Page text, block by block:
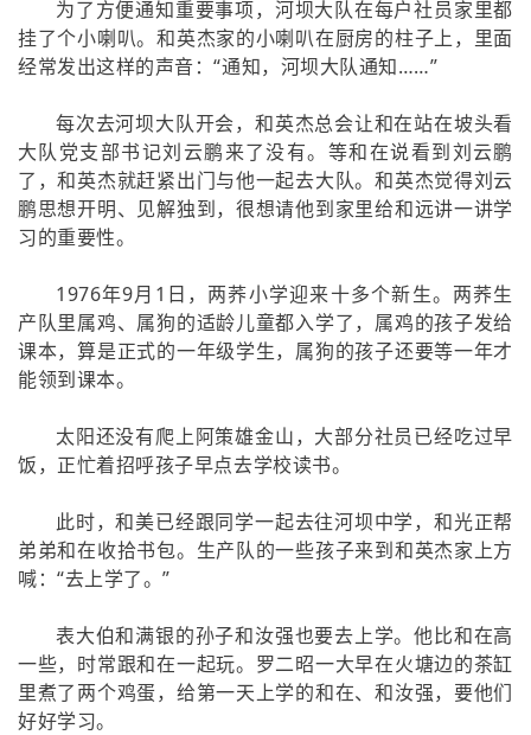
为了方便通知重要事项，河坝大队在每户社员家里都
挂了个小喇叭。和英杰家的小喇叭在厨房的柱子上，里面
经常发出这样的声音：“通知，河坝大队通知……”
每次去河坝大队开会，和英杰总会让和在站在坡头看
大队党支部书记刘云鹏来了没有。等和在说看到刘云鹏
了，和英杰就赶紧出门与他一起去大队。和英杰觉得刘云
鹏思想开明、见解独到，很想请他到家里给和远讲一讲学
习的重要性。
1976年9月1日，两荞小学迎来十多个新生。两荞生
产队里属鸡、属狗的适龄儿童都入学了，属鸡的孩子发给
课本，算是正式的一年级学生，属狗的孩子还要等一年才
能领到课本。
太阳还没有爬上阿策雄金山，大部分社员已经吃过早
饭，正忙着招呼孩子早点去学校读书。
此时，和美已经跟同学一起去往河坝中学，和光正帮
弟弟和在收拾书包。生产队的一些孩子来到和英杰家上方
喊：“去上学了。”
表大伯和满银的孙子和汝强也要去上学。他比和在高
一些，时常跟和在一起玩。罗二昭一大早在火塘边的茶缸
里煮了两个鸡蛋，给第一天上学的和在、和汝强，要他们
好好学习。